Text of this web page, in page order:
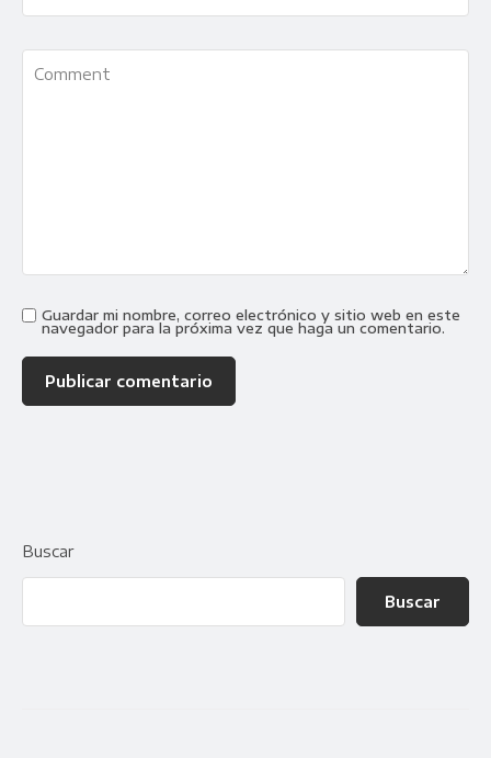
Guardar mi nombre, correo electrónico y sitio web en este
navegador para la próxima vez que haga un comentario.
Buscar
Buscar